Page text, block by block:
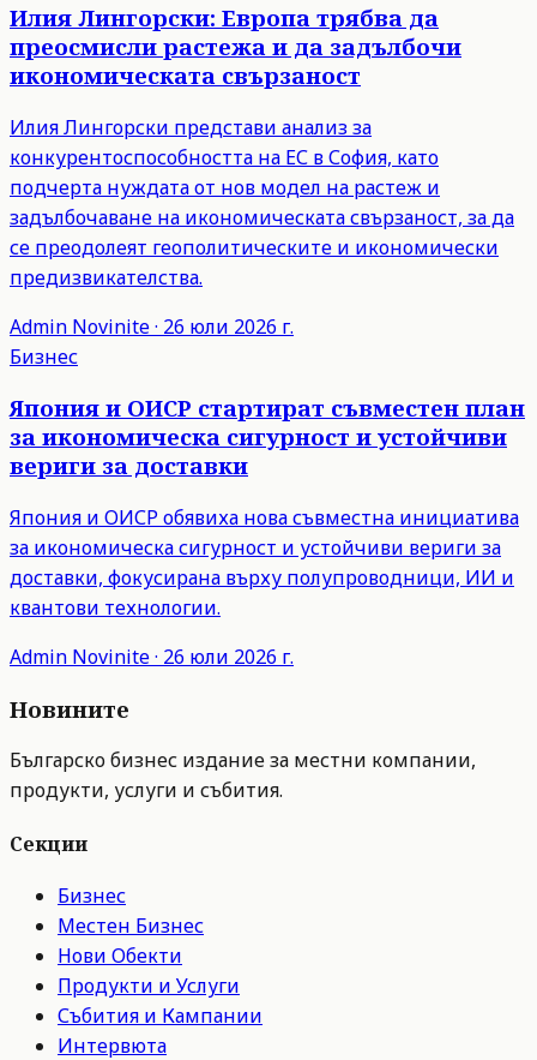
Илия Лингорски: Европа трябва да
преосмисли растежа и да задълбочи
икономическата свързаност
Илия Лингорски представи анализ за
конкурентоспособността на ЕС в София, като
подчерта нуждата от нов модел на растеж и
задълбочаване на икономическата свързаност, за да
се преодолеят геополитическите и икономически
предизвикателства.
Admin Novinite· 26 юли 2026 г.
Бизнес
Япония и ОИСР стартират съвместен план
за икономическа сигурност и устойчиви
вериги за доставки
Япония и ОИСР обявиха нова съвместна инициатива
за икономическа сигурност и устойчиви вериги за
доставки, фокусирана върху полупроводници, ИИ и
квантови технологии.
Admin Novinite· 26 юли 2026 г.
Новините
Българско бизнес издание за местни компании,
продукти, услуги и събития.
Секции
Бизнес
Местен Бизнес
Нови Обекти
Продукти и Услуги
Събития и Кампании
Интервюта